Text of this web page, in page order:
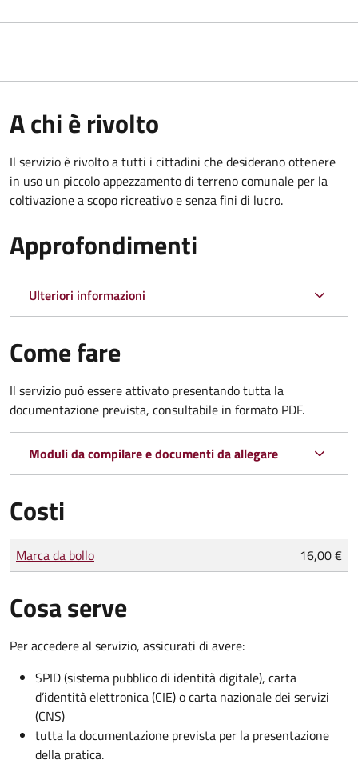
A chi è rivolto
Il servizio è rivolto a tutti i cittadini che desiderano ottenere
in uso un piccolo appezzamento di terreno comunale per la
coltivazione a scopo ricreativo e senza fini di lucro.
Approfondimenti
Ulteriori informazioni
Come fare
Il servizio può essere attivato presentando tutta la
documentazione prevista, consultabile in formato PDF.
Moduli da compilare e documenti da allegare
Costi
Tipo di pagamento
Importo
Marca da bollo 16,00 €
Cosa serve
Per accedere al servizio, assicurati di avere:
SPID (sistema pubblico di identità digitale), carta
d’identità elettronica (CIE) o carta nazionale dei servizi
(CNS)
tutta la documentazione prevista per la presentazione
della pratica.